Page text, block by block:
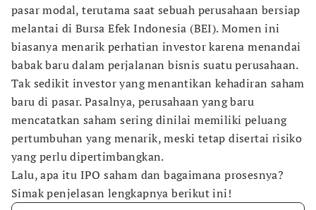
pasar modal, terutama saat sebuah perusahaan bersiap
melantai di Bursa Efek Indonesia (BEI). Momen ini
biasanya menarik perhatian investor karena menandai
babak baru dalam perjalanan bisnis suatu perusahaan.
Tak sedikit investor yang menantikan kehadiran saham
baru di pasar. Pasalnya, perusahaan yang baru
mencatatkan saham sering dinilai memiliki peluang
pertumbuhan yang menarik, meski tetap disertai risiko
yang perlu dipertimbangkan.
Lalu, apa itu IPO saham dan bagaimana prosesnya?
Simak penjelasan lengkapnya berikut ini!